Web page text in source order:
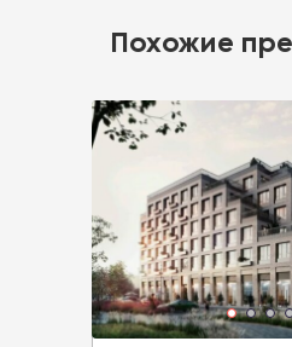
Похожие